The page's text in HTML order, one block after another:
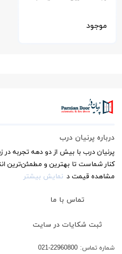
موجود
درباره پرنیان درب
پرنیان درب با بیش از دو دهه تجربه در
کنار شماست تا بهترین و مطمئن‌ترین
مشاهده قیمت د نمایش بیشتر
تماس با ما
ثبت شکایات در سایت
شماره تماس: 021-22960800